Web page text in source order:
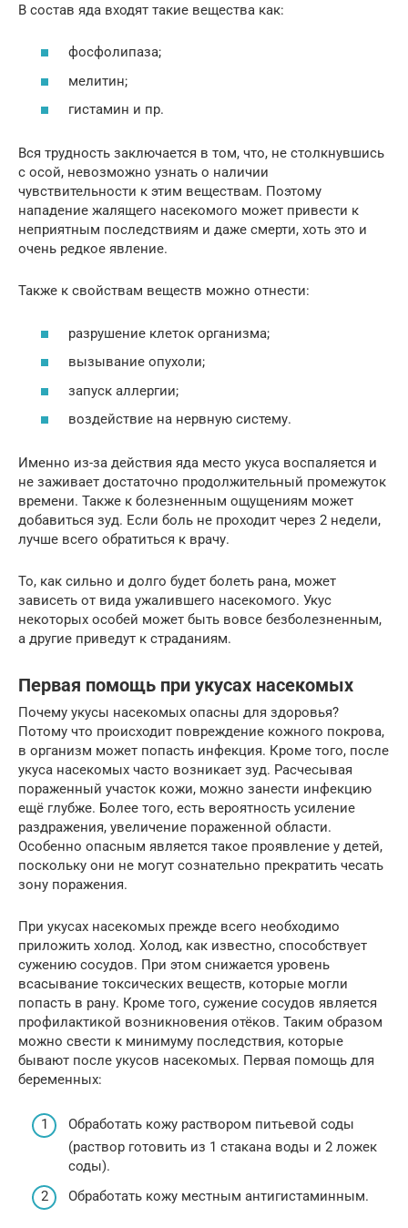
В состав яда входят такие вещества как:
фосфолипаза;
мелитин;
гистамин и пр.
Вся трудность заключается в том, что, не столкнувшись
с осой, невозможно узнать о наличии
чувствительности к этим веществам. Поэтому
нападение жалящего насекомого может привести к
неприятным последствиям и даже смерти, хоть это и
очень редкое явление.
Также к свойствам веществ можно отнести:
разрушение клеток организма;
вызывание опухоли;
запуск аллергии;
воздействие на нервную систему.
Именно из-за действия яда место укуса воспаляется и
не заживает достаточно продолжительный промежуток
времени. Также к болезненным ощущениям может
добавиться зуд. Если боль не проходит через 2 недели,
лучше всего обратиться к врачу.
То, как сильно и долго будет болеть рана, может
зависеть от вида ужалившего насекомого. Укус
некоторых особей может быть вовсе безболезненным,
а другие приведут к страданиям.
Первая помощь при укусах насекомых
Почему укусы насекомых опасны для здоровья?
Потому что происходит повреждение кожного покрова,
в организм может попасть инфекция. Кроме того, после
укуса насекомых часто возникает зуд. Расчесывая
пораженный участок кожи, можно занести инфекцию
ещё глубже. Более того, есть вероятность усиление
раздражения, увеличение пораженной области.
Особенно опасным является такое проявление у детей,
поскольку они не могут сознательно прекратить чесать
зону поражения.
При укусах насекомых прежде всего необходимо
приложить холод. Холод, как известно, способствует
сужению сосудов. При этом снижается уровень
всасывание токсических веществ, которые могли
попасть в рану. Кроме того, сужение сосудов является
профилактикой возникновения отёков. Таким образом
можно свести к минимуму последствия, которые
бывают после укусов насекомых. Первая помощь для
беременных:
Обработать кожу раствором питьевой соды
(раствор готовить из 1 стакана воды и 2 ложек
соды).
Обработать кожу местным антигистаминным.